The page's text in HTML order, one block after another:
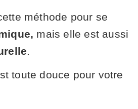
méthode pour se
mais elle est aussi
.
toute douce pour votre